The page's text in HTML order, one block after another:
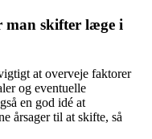
man skifter læge i
at overveje faktorer
og eventuelle
en god idé at
årsager til at skifte, så